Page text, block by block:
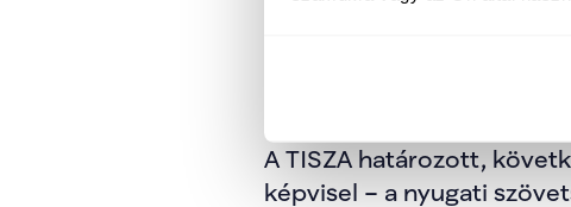
diplomáciát, és
nélkül nincs biztonságos
A TISZA határozott,
képvisel – a nyugati